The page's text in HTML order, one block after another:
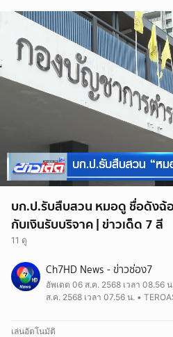
บก.ป.รับสืบสวน หมอดู ชื่อดังฉ้
กับเงินรับบริจาค | ข่าวเด็ด 7 สี
11 ดู
Ch7HD News - ข่าวช่อง7
อัพเดต 06 ส.ค. 2568 เวลา 08.56
ส.ค. 2568 เวลา 07.56 น. •
เล่นอัตโนมัติ